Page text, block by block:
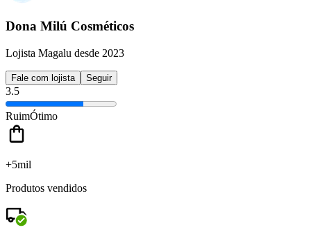
Dona Milú Cosméticos
Lojista Magalu desde 2023
Fale com lojista Seguir
3.5
RuimÓtimo
+5mil
Produtos vendidos